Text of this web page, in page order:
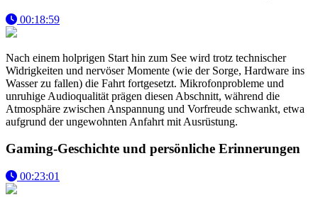
00:18:59
Nach einem holprigen Start hin zum See wird trotz technischer
Widrigkeiten und nervöser Momente (wie der Sorge, Hardware ins
Wasser zu fallen) die Fahrt fortgesetzt. Mikrofonprobleme und
unruhige Audioqualität prägen diesen Abschnitt, während die
Atmosphäre zwischen Anspannung und Vorfreude schwankt, etwa
aufgrund der ungewohnten Anfahrt mit Ausrüstung.
Gaming-Geschichte und persönliche Erinnerungen
00:23:01